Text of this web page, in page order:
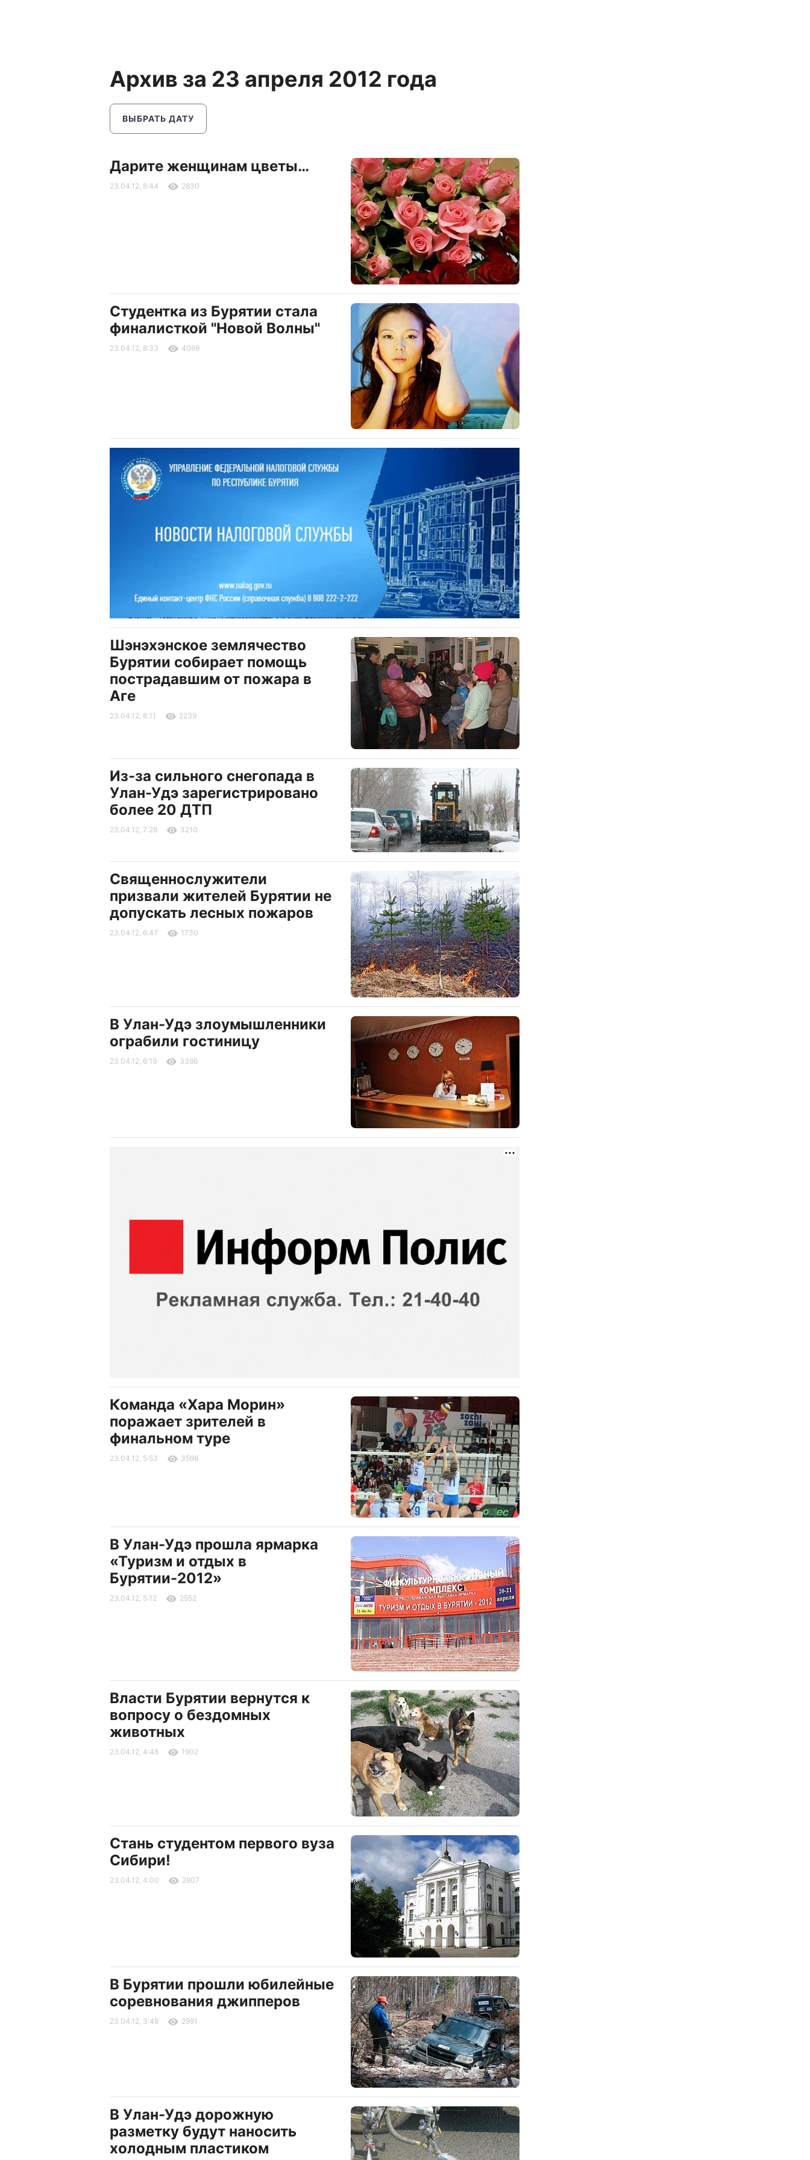
Архив за 23 апреля 2012 года
ВЫБРАТЬ ДАТУ
Дарите женщинам цветы…
23.04.12, 8:44 2830
Студентка из Бурятии стала
финалисткой "Новой Волны"
23.04.12, 8:33 4069
Шэнэхэнское землячество
Бурятии собирает помощь
пострадавшим от пожара в
Аге
23.04.12, 8:11 2239
Из-за сильного снегопада в
Улан-Удэ зарегистрировано
более 20 ДТП
23.04.12, 7:28 3210
Священнослужители
призвали жителей Бурятии не
допускать лесных пожаров
23.04.12, 6:47 1730
В Улан-Удэ злоумышленники
ограбили гостиницу
23.04.12, 6:19 3386
Команда «Хара Морин»
поражает зрителей в
финальном туре
23.04.12, 5:53 3598
В Улан-Удэ прошла ярмарка
«Туризм и отдых в
Бурятии-2012»
23.04.12, 5:12 2552
Власти Бурятии вернутся к
вопросу о бездомных
животных
23.04.12, 4:48 1902
Стань студентом первого вуза
Cибири!
23.04.12, 4:00 2807
В Бурятии прошли юбилейные
соревнования джипперов
23.04.12, 3:48 2991
В Улан-Удэ дорожную
разметку будут наносить
холодным пластиком